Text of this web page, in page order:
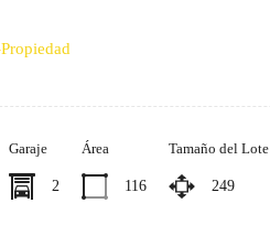
Garaje
2
Área
116
Tamaño del Lote
249